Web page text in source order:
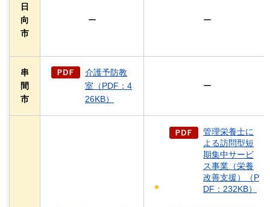
日
向
市
ー ー
串
間
市
介護予防教
室（PDF：4
26KB）
ー
管理栄養士に
よる訪問型短
期集中サービ
ス事業（栄養
改善支援）（P
DF：232KB）